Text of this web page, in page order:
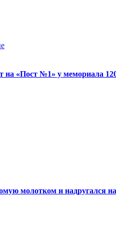
на «Пост №1» у мемориала
молотком и надругался